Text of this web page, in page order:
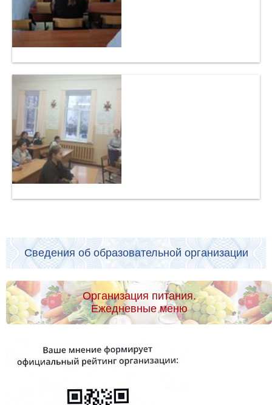
Сведения об образовательной организации
Организация питания.
Ежедневные меню